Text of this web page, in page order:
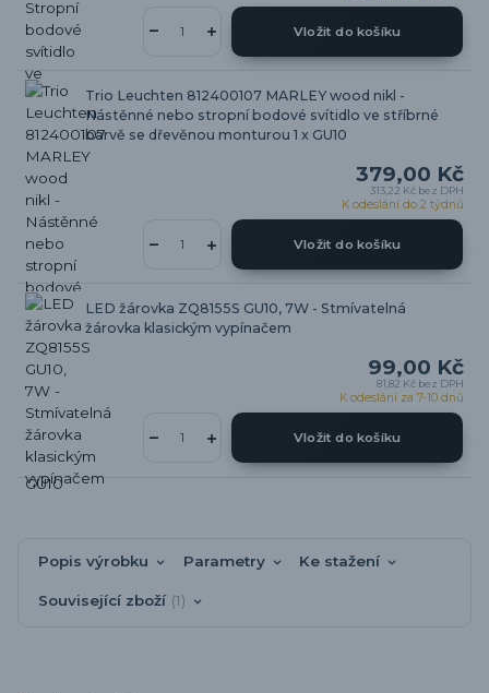
Vložit do košíku
Trio Leuchten 812400107 MARLEY wood nikl -
Nástěnné nebo stropní bodové svítidlo ve stříbrné
barvě se dřevěnou monturou 1 x GU10
379,00 Kč
313,22 Kč bez DPH
K odeslání do 2 týdnů
Vložit do košíku
LED žárovka ZQ8155S GU10, 7W - Stmívatelná
žárovka klasickým vypínačem
99,00 Kč
81,82 Kč bez DPH
K odeslání za 7-10 dnů
Vložit do košíku
Popis výrobku Parametry Ke stažení
Související zboží 1